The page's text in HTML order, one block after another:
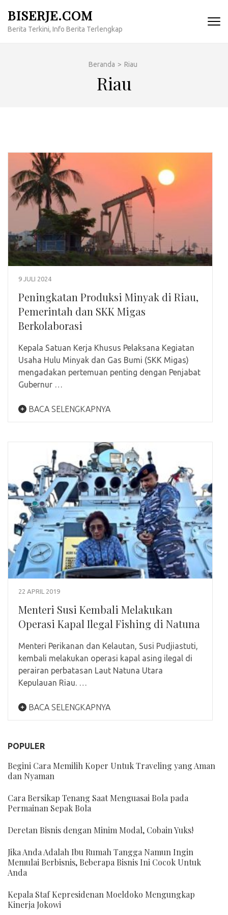
konten
BISERJE.COM
Berita Terkini, Info Berita Terlengkap
Beranda > Riau
Riau
9 JULI 2024
Peningkatan Produksi Minyak di Riau,
Pemerintah dan SKK Migas
Berkolaborasi
Kepala Satuan Kerja Khusus Pelaksana Kegiatan
Usaha Hulu Minyak dan Gas Bumi (SKK Migas)
mengadakan pertemuan penting dengan Penjabat
Gubernur …
BACA SELENGKAPNYA
22 APRIL 2019
Menteri Susi Kembali Melakukan
Operasi Kapal Ilegal Fishing di Natuna
Menteri Perikanan dan Kelautan, Susi Pudjiastuti,
kembali melakukan operasi kapal asing ilegal di
perairan perbatasan Laut Natuna Utara
Kepulauan Riau. …
BACA SELENGKAPNYA
POPULER
Begini Cara Memilih Koper Untuk Traveling yang Aman
dan Nyaman
Cara Bersikap Tenang Saat Menguasai Bola pada
Permainan Sepak Bola
Deretan Bisnis dengan Minim Modal, Cobain Yuks!
Jika Anda Adalah Ibu Rumah Tangga Namun Ingin
Memulai Berbisnis, Beberapa Bisnis Ini Cocok Untuk
Anda
Kepala Staf Kepresidenan Moeldoko Mengungkap
Kinerja Jokowi